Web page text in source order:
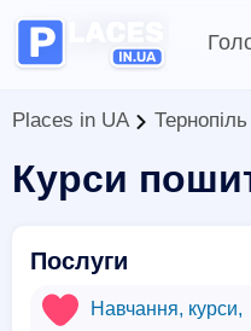
Places in UA Тернопіль
Курси
Послуги
Навчання, курси,